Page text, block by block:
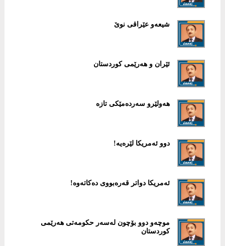
شیعەو عێراقی نوێ
ئێران و هەرێمی كوردستان
هەولێرو سەردەمێكی تازە
دوو ئەمریكا لێرەیە!
ئەمریكا دواتر قەرەبووی دەكاتەوە!
موچەو دوو بۆچون لەسەر حكومەتی هەرێمی
كوردستان